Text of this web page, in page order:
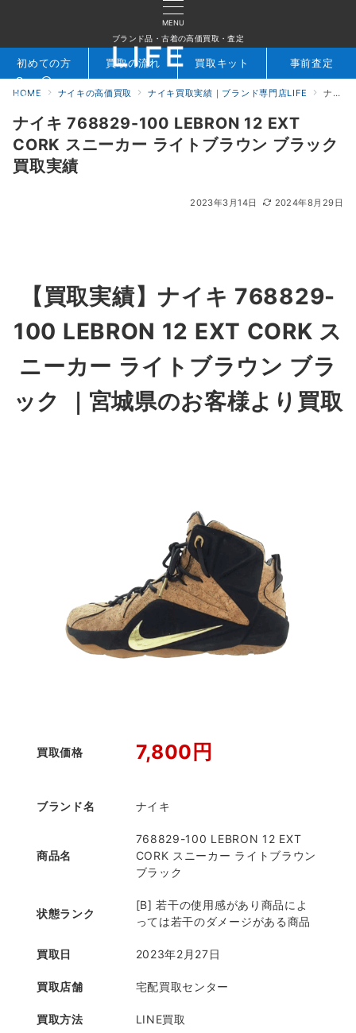
MENU
ブランド品・古着の高価買取・査定
検索 お問合せ
初めての方 買取の流れ 買取キット 事前査定
HOME ナイキの高価買取 ナイキ買取実績｜ブランド専門店LIFE ナイキ 768829-100 LEBRON 12 EXT CORK スニーカー ライトブラウン ブラック 買取実績
ナイキ 768829-100 LEBRON 12 EXT
CORK スニーカー ライトブラウン ブラック
買取実績
2023年3月14日 2024年8月29日
【買取実績】ナイキ 768829-
100 LEBRON 12 EXT CORK ス
ニーカー ライトブラウン ブラ
ック
｜宮城県のお客様より買取
買取価格 7,800円
ブランド名 ナイキ
商品名
768829-100 LEBRON 12 EXT
CORK スニーカー ライトブラウン
ブラック
状態ランク
[B] 若干の使用感があり商品によ
っては若干のダメージがある商品
買取日 2023年2月27日
買取店舗 宅配買取センター
買取方法 LINE買取